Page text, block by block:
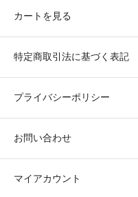
カートを見る
特定商取引法に基づく表記
プライバシーポリシー
お問い合わせ
マイアカウント